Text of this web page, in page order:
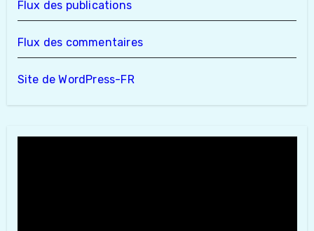
Flux des publications
Flux des commentaires
Site de WordPress-FR